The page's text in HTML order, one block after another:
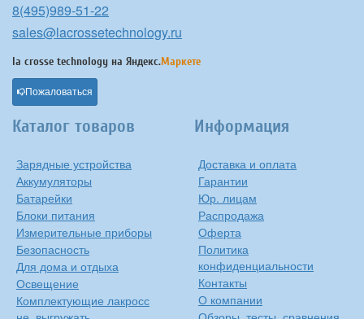
8(495)989-51-22
sales@lacrossetechnology.ru
la crosse technology на Яндекс.Маркете
Пожаловаться
Каталог товаров
Зарядные устройства
Аккумуляторы
Батарейки
Блоки питания
Измерительные приборы
Безопасность
Для дома и отдыха
Освещение
Комплектующие лакросс
Информация
Доставка и оплата
Гарантии
Юр. лицам
Распродажа
Оферта
Политика
конфиденциальности
Контакты
О компании